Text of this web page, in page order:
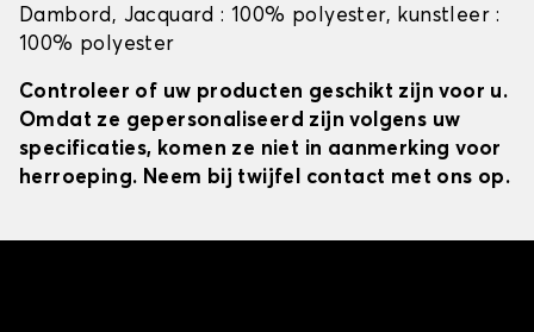
Dambord, Jacquard : 100% polyester, kunstleer :
100% polyester
Controleer of uw producten geschikt zijn voor u.
Omdat ze gepersonaliseerd zijn volgens uw
specificaties, komen ze niet in aanmerking voor
herroeping. Neem bij twijfel contact met ons op.